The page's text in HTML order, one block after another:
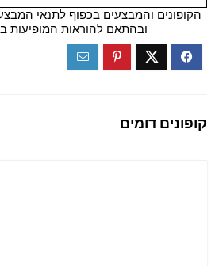
הקופונים והמבצעים בכפוף לתנאי
ובהתאם להוראות המופיעות
קופונים דומים